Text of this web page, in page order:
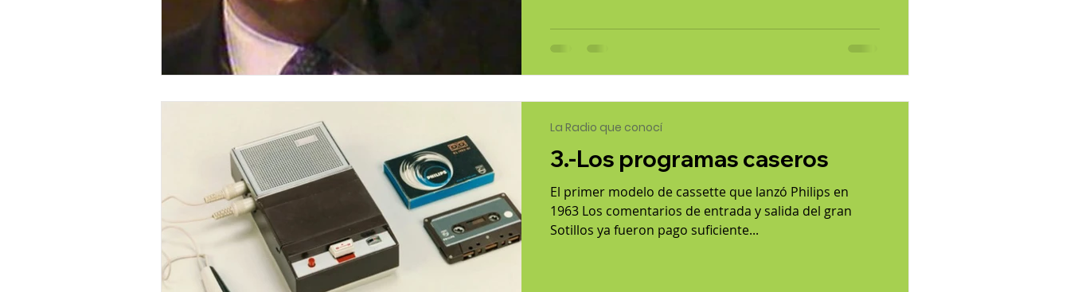
3.-Los programas caseros
El primer modelo de cassette que lanzó Philips en
1963 Los comentarios de entrada y salida del gran
Sotillos ya fueron pago suficiente...
La Radio que conocí